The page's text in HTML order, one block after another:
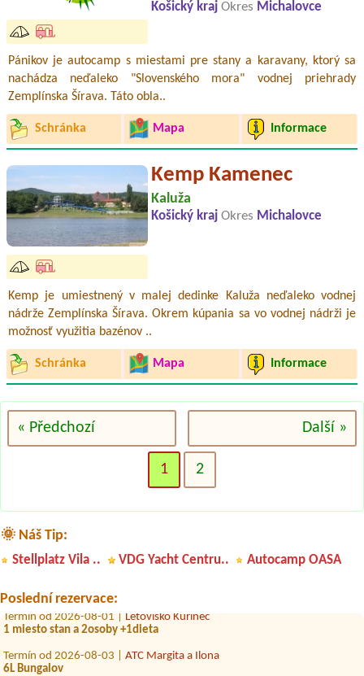
Košický kraj Okres Michalovce
Pánikov je autocamp s miestami pre stany a karavany, ktorý sa
nachádza neďaleko "Slovenského mora" vodnej priehrady
Zemplínska Šírava. Táto obla..
Schránka Mapa Informace
Kemp Kamenec
Kaluža
Košický kraj Okres Michalovce
Kemp je umiestnený v malej dedinke Kaluža neďaleko vodnej
nádrže Zemplínska Šírava. Okrem kúpania sa vo vodnej nádrži je
možnosť využitia bazénov ..
Schránka Mapa Informace
« Předchozí Další »
1 2
🌞 Náš Tip:
Stellplatz Vila .. VDG Yacht Centru.. Autocamp OASA
Poslední rezervace:
Termín od 2026-07-30 |
Termín od 2026-08-01 | Letovisko Kurinec
1 miesto stan a 2osoby +1dieta
Termín od 2026-08-03 | ATC Margita a Ilona
6L Bungalov